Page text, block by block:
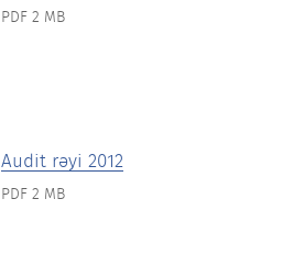
PDF 2 MB
Audit rəyi 2012
PDF 2 MB